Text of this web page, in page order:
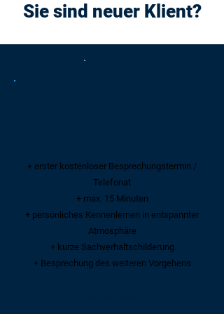
Sie sind neuer Klient?
+ erster kostenloser Besprechungstermin /
Telefonat
+ max. 15 Minuten
+ persönliches Kennenlernen in entspannter
Atmosphäre
+ kurze Sachverhaltschilderung
+ Besprechung des weiteren Vorgehens